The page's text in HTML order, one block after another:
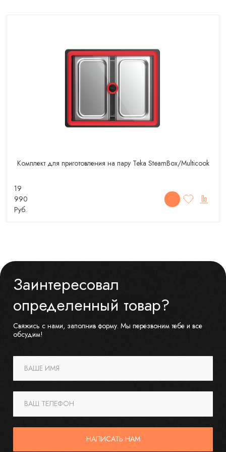
Комплект для приготовления на пару Teka SteamBox/Multicook
19
990
Руб.
Заинтересовал
определенный товар?
Свяжись с нами, заполнив форму. Мы перезвоним тебе и все
обсудим!
ВАШЕ ИМЯ
ВАШ ТЕЛЕФОН
НАПИСАТЬ НАМ